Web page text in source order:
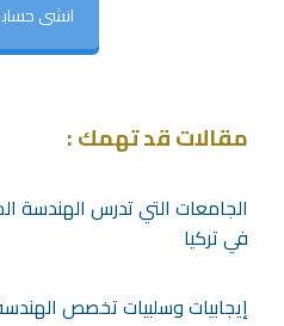
انشى
مقالات قد تهمك :
الجامعات التي تدرس الهندسة
في تركيا
إيجابيات وسلبيات تخصص